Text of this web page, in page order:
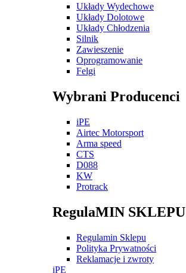
Układy Wydechowe
Układy Dolotowe
Układy Chłodzenia
Silnik
Zawieszenie
Oprogramowanie
Felgi
Wybrani Producenci
iPE
Airtec Motorsport
Arma speed
CTS
D088
KW
Protrack
RegulaMIN SKLEPU
Regulamin Sklepu
Polityka Prywatności
Reklamacje i zwroty
iPE